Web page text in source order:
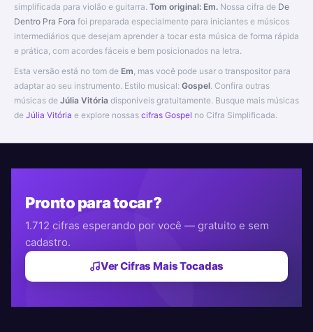
simplificada para violão e guitarra. Tom original: Em. Nossa cifra de De
Dentro Pra Fora foi preparada especialmente para iniciantes e músicos
intermediários que desejam aprender a tocar esta música de forma rápida
e prática, com acordes fáceis e bem posicionados na letra.
Esta versão está no tom de Em , mas você pode usar o transpositor para
adaptar ao seu instrumento. Estilo musical: Gospel. Confira outras
músicas de Júlia Vitória disponíveis gratuitamente. Busque mais músicas
de Júlia Vitória e explore nossas cifras Gospel no Cifra Simplificada.
Pronto para tocar?
1.712 cifras esperando por você — gratuito e sem
cadastro.
Ver Cifras Mais Tocadas